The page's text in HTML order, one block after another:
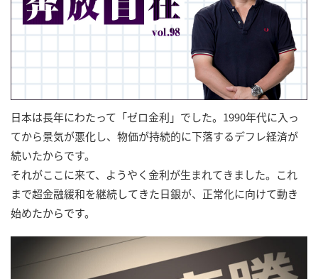
日本は長年にわたって「ゼロ金利」でした。1990年代に入っ
てから景気が悪化し、物価が持続的に下落するデフレ経済が
続いたからです。
それがここに来て、ようやく金利が生まれてきました。これ
まで超金融緩和を継続してきた日銀が、正常化に向けて動き
始めたからです。